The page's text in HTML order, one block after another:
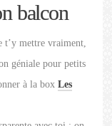
balcon
t’y mettre vraiment,
géniale pour petits
à la boxLes